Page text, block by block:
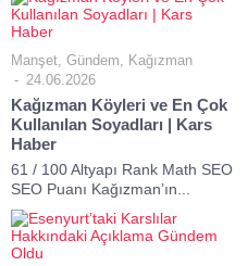
Manşet, Gündem, Kağızman
24.06.2026
Kağızman Köyleri ve En Çok
Kullanılan Soyadları | Kars
Haber
61 / 100 Altyapı Rank Math SEO
SEO Puanı Kağızman’ın...